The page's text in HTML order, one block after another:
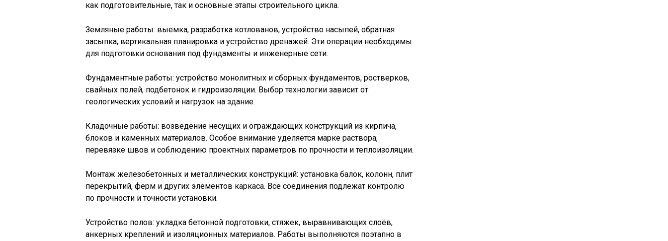
как подготовительные, так и основные этапы строительного цикла.
Земляные работы: выемка, разработка котлованов, устройство насыпей, обратная
засыпка, вертикальная планировка и устройство дренажей. Эти операции необходимы
для подготовки основания под фундаменты и инженерные сети.
Фундаментные работы: устройство монолитных и сборных фундаментов, ростверков,
свайных полей, подбетонок и гидроизоляции. Выбор технологии зависит от
геологических условий и нагрузок на здание.
Кладочные работы: возведение несущих и ограждающих конструкций из кирпича,
блоков и каменных материалов. Особое внимание уделяется марке раствора,
перевязке швов и соблюдению проектных параметров по прочности и теплоизоляции.
Монтаж железобетонных и металлических конструкций: установка балок, колонн, плит
перекрытий, ферм и других элементов каркаса. Все соединения подлежат контролю
по прочности и точности установки.
Устройство полов: укладка бетонной подготовки, стяжек, выравнивающих слоёв,
анкерных креплений и изоляционных материалов. Работы выполняются поэтапно в